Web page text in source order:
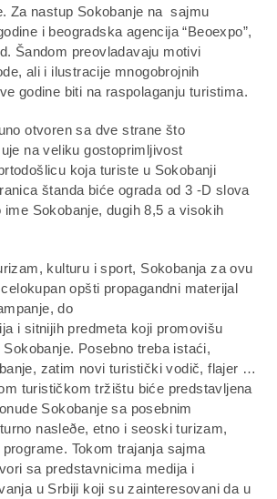
Za nastup Sokobanje na sajmu
i beogradska agencija “Beoexpo”,
Šandom preovladavaju motivi
ali i ilustracije mnogobrojnih
godine biti na raspolaganju turistima.
otvoren sa dve strane što
na veliku gostoprimljivost
koja turiste u Sokobanji
štanda biće ograda od 3 -D slova
ime Sokobanje, dugih 8,5 a visokih
kulturu i sport, Sokobanja za ovu
opšti propagandni materijal
do
i sitnijih predmeta koji promovišu
Posebno treba istaći,
zatim novi turistički vodič, flajer …
turističkom tržištu biće predstavljena
Sokobanje sa posebnim
nasleðe, etno i seoski turizam,
Tokom trajanja sajma
sa predstavnicima medija i
u Srbiji koji su zainteresovani da u